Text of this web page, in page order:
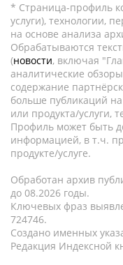
* Страница-профиль
услуги), технологии,
на основе анализа
Обрабатываются
(новости, включая
аналитические
содержание
больше публикаций
или продукта/услуги,
Профиль может быть
информацией, в т.ч.
продукте/услуге.
Обработан архив
до 08.2026 годы.
Ключевых фраз
724746.
Создано именных
Редакция Индексной